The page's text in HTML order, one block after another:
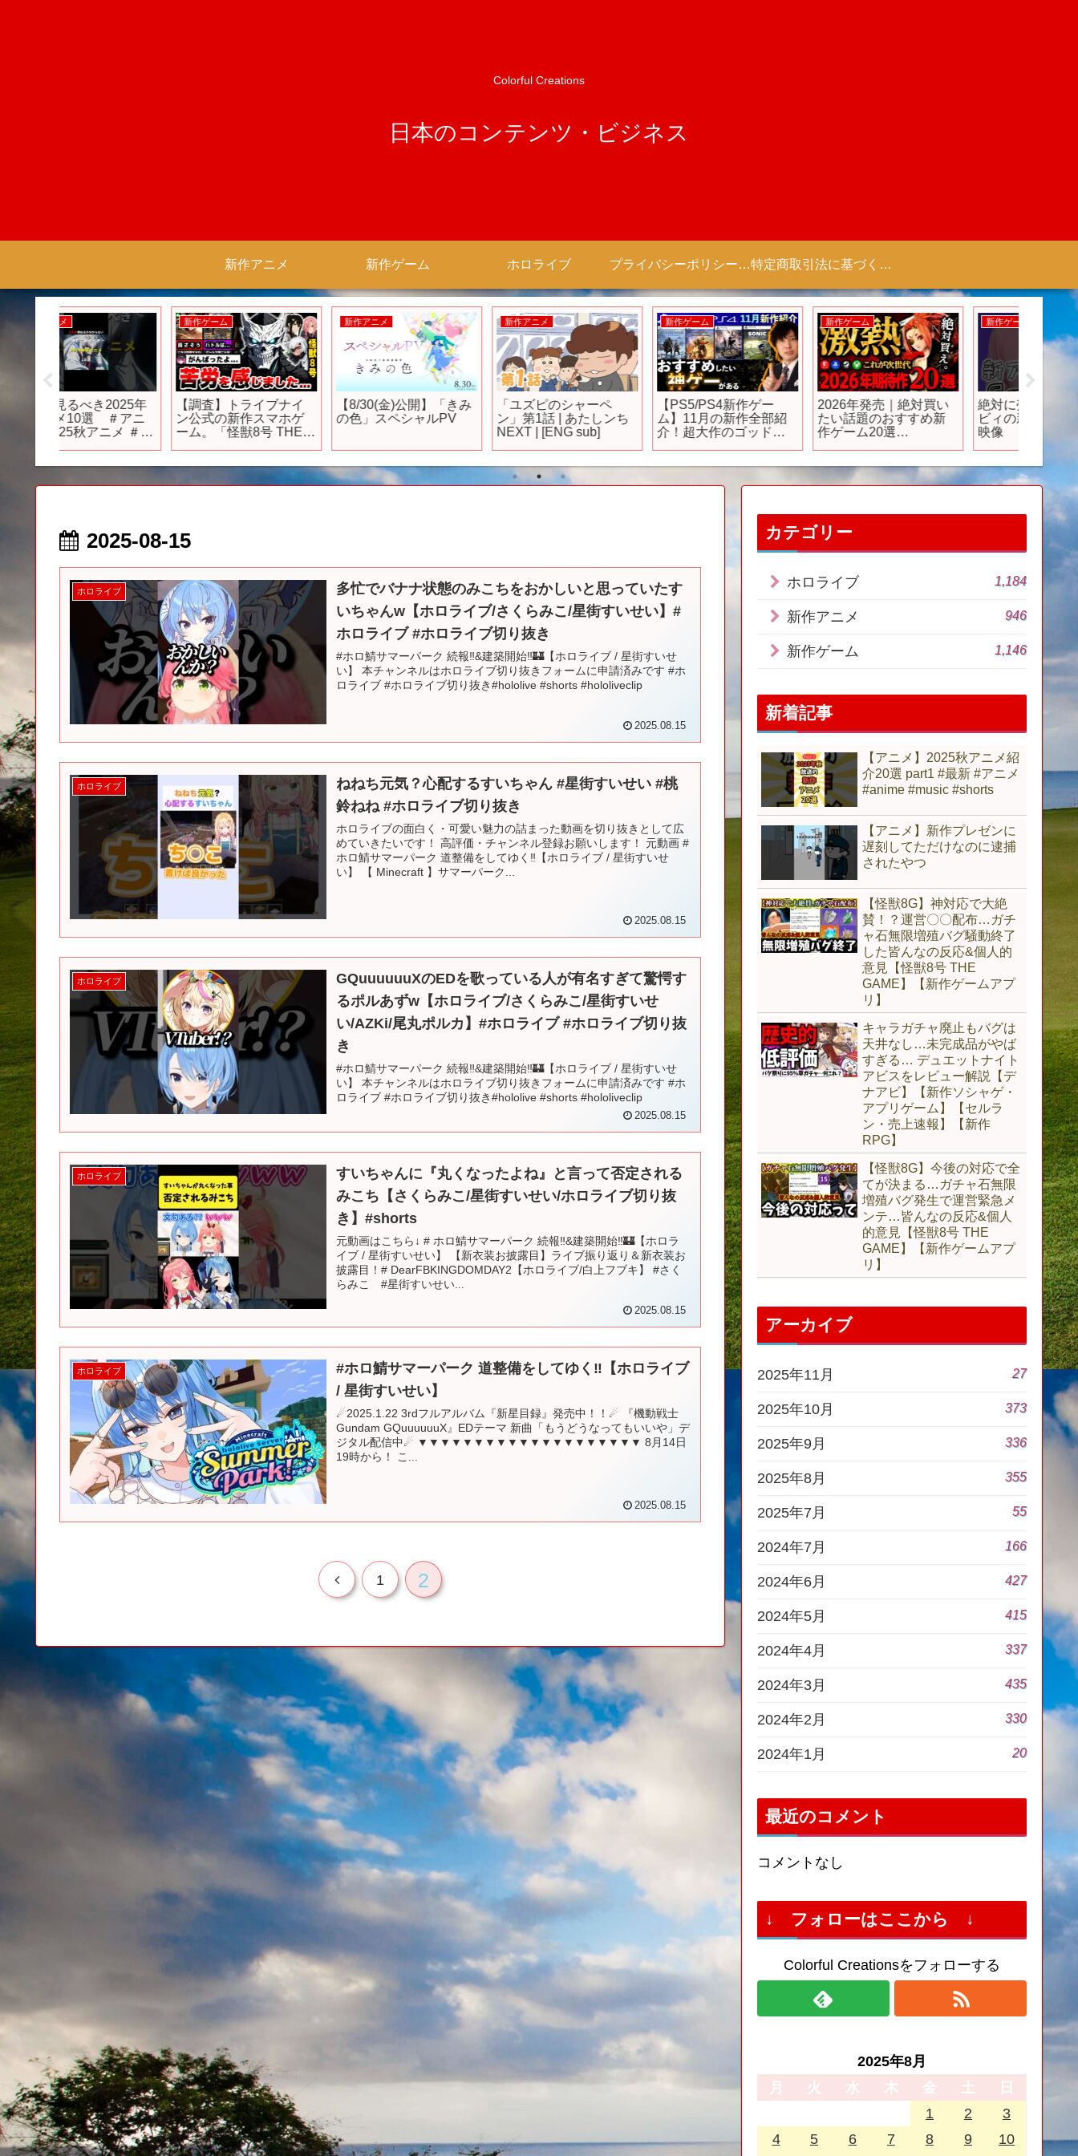
Colorful Creations
日本のコンテンツ・ビジネス
新作アニメ 新作ゲーム ホロライブ プライバシーポリシー 【Colorful Creation】 特定商取引法に基づく表記（商取引に関する開示）
新作ゲーム
2026年発売｜絶対買い
たい話題のおすすめ新
作ゲーム20選
新作ゲーム
絶対に売れない星カー
ビィの新作ゲーム紹介
映像
新作アニメ
鬼滅の刃が興行収入100
億突破した。 #アニメ #
アニメ紹介 #アニメレビ
ュア #アニソン #short
#shorts #社長
新作ゲーム
【おすすめスマホゲー
ム】2025年上半期まと
め!! 新作タイトル総合ス
ゲーム】#rpg #ゆっくり
解説 #最新
新作アニメ
アニメのあだ名がヤバ
すぎる【おすすめアニ
メ】【ブルーロック】
新作ゲーム
そ、そんな結末が…
2025年下半期～発売す
る注目の謎解きミステ
に対す
アカ #
反応集
2025-08-15
ホロライブ
多忙でバナナ状態のみこちをおかしいと思っていたす
いちゃんw【ホロライブ/さくらみこ/星街すいせい】#
ホロライブ #ホロライブ切り抜き
#ホロ鯖サマーパーク 続報‼&建築開始‼🏰【ホロライブ / 星街すいせ
い】 本チャンネルはホロライブ切り抜きフォームに申請済みです #ホ
ロライブ #ホロライブ切り抜き#hololive #shorts #hololiveclip
2025.08.15
ホロライブ
ねねち元気？心配するすいちゃん #星街すいせい #桃
鈴ねね #ホロライブ切り抜き
ホロライブの面白く・可愛い魅力の詰まった動画を切り抜きとして広
めていきたいです！ 高評価・チャンネル登録お願いします！ 元動画 #
ホロ鯖サマーパーク 道整備をしてゆく‼【ホロライブ / 星街すいせ
い】 【 Minecraft 】サマーパーク...
2025.08.15
ホロライブ
GQuuuuuuXのEDを歌っている人が有名すぎて驚愕す
るポルあずw【ホロライブ/さくらみこ/星街すいせ
い/AZKi/尾丸ポルカ】#ホロライブ #ホロライブ切り抜
き
#ホロ鯖サマーパーク 続報‼&建築開始‼🏰【ホロライブ / 星街すいせ
い】 本チャンネルはホロライブ切り抜きフォームに申請済みです #ホ
ロライブ #ホロライブ切り抜き#hololive #shorts #hololiveclip
2025.08.15
ホロライブ
すいちゃんに『丸くなったよね』と言って否定される
みこち【さくらみこ/星街すいせい/ホロライブ切り抜
き】#shorts
元動画はこちら↓ # ホロ鯖サマーパーク 続報‼&建築開始‼🏰【ホロラ
イブ / 星街すいせい】 【新衣装お披露目】ライブ振り返り＆新衣装お
披露目！# DearFBKINGDOMDAY2【ホロライブ/白上フブキ】 #さく
らみこ #星街すいせい...
2025.08.15
ホロライブ
#ホロ鯖サマーパーク 道整備をしてゆく‼【ホロライブ
/ 星街すいせい】
☄2025.1.22 3rdフルアルバム『新星目録』発売中！！☄ 『機動戦士
Gundam GQuuuuuuX』EDテーマ 新曲「もうどうなってもいいや」デ
ジタル配信中☄ ▼▼▼▼▼▼▼▼▼▼▼▼▼▼▼▼▼▼▼▼ 8月14日
19時から！ こ...
2025.08.15
前 1 2
カテゴリー
ホロライブ 1,184
新作アニメ 946
新作ゲーム 1,146
新着記事
【アニメ】2025秋アニメ紹
介20選 part1 #最新 #アニメ
#anime #music #shorts
【アニメ】新作プレゼンに
遅刻してただけなのに逮捕
されたやつ
【怪獣8G】神対応で大絶
賛！？運営〇〇配布…ガチ
ャ石無限増殖バグ騒動終了
した皆んなの反応&個人的
意見【怪獣8号 THE
GAME】【新作ゲームアプ
リ】
キャラガチャ廃止もバグは
天井なし…未完成品がやば
すぎる… デュエットナイト
アビスをレビュー解説【デ
ナアビ】【新作ソシャゲ・
アプリゲーム】【セルラ
ン・売上速報】【新作
RPG】
【怪獣8G】今後の対応で全
てが決まる…ガチャ石無限
増殖バグ発生で運営緊急メ
ンテ…皆んなの反応&個人
的意見【怪獣8号 THE
GAME】【新作ゲームアプ
リ】
アーカイブ
2025年11月 27
2025年10月 373
2025年9月 336
2025年8月 355
2025年7月 55
2024年7月 166
2024年6月 427
2024年5月 415
2024年4月 337
2024年3月 435
2024年2月 330
2024年1月 20
最近のコメント
コメントなし
↓ フォローはここから ↓
Colorful Creationsをフォローする
2025年8月
月
火 水 木 金 土
日
1
2
3
4
5 6 7 8 9 10